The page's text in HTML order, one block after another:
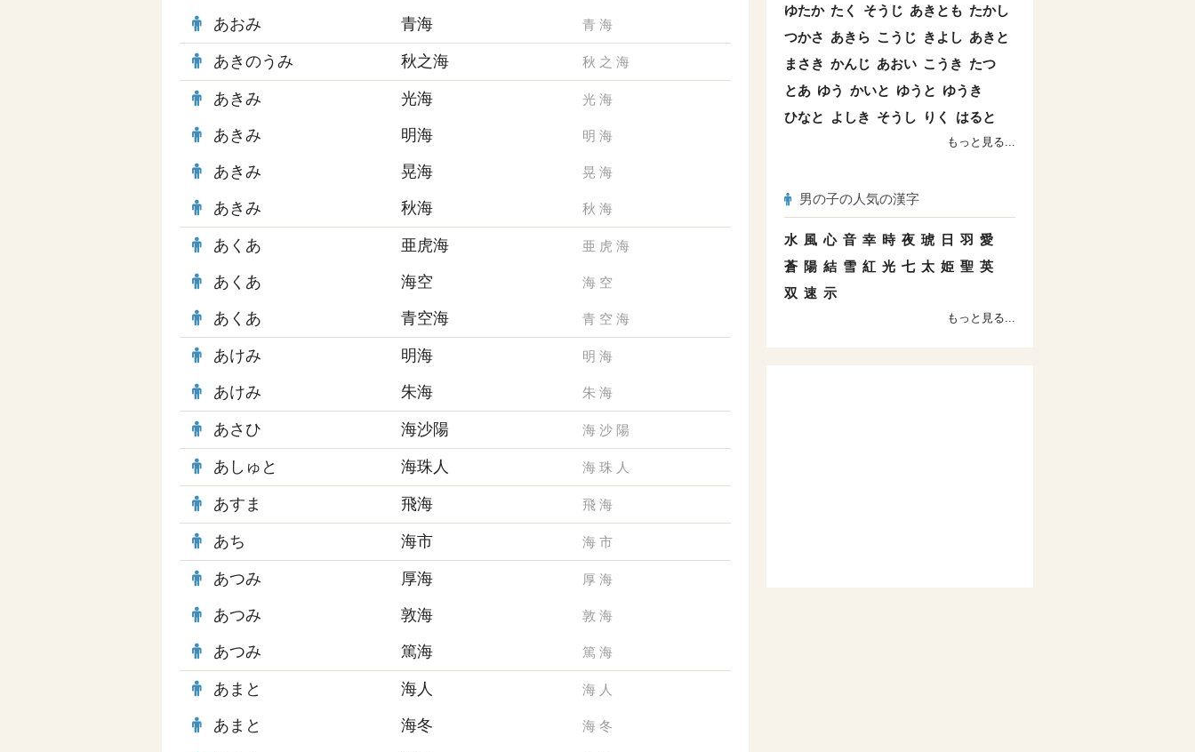
あおみ 青海 青 海
あきのうみ 秋之海 秋 之 海
あきみ 光海 光 海
あきみ 明海 明 海
あきみ 晃海 晃 海
あきみ 秋海 秋 海
あくあ 亜虎海 亜 虎 海
あくあ 海空 海 空
あくあ 青空海 青 空 海
あけみ 明海 明 海
あけみ 朱海 朱 海
あさひ 海沙陽 海 沙 陽
あしゅと 海珠人 海 珠 人
あすま 飛海 飛 海
あち 海市 海 市
あつみ 厚海 厚 海
あつみ 敦海 敦 海
あつみ 篤海 篤 海
あまと 海人 海 人
あまと 海冬 海 冬
ゆたか たく そうじ あきとも たかし
つかさ あきら こうじ きよし あきと
まさき かんじ あおい こうき たつ
とあ ゆう かいと ゆうと ゆうき
ひなと
よしき そうし りく はると
もっと見る...
男の子の人気の漢字
水 風 心 音 幸 時 夜 琥 日 羽 愛
蒼 陽 結 雪 紅 光 七 太 姫 聖 英
双 速 示
もっと見る...